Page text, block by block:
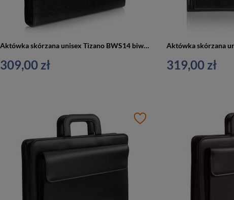
Aktówka skórzana unisex Tizano BWS14 biwuar teczka z rączką na dokumenty A4 czarna
309,00 zł 319,00 zł